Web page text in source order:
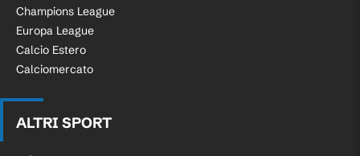
Champions League
Europa League
Calcio Estero
Calciomercato
ALTRI SPORT